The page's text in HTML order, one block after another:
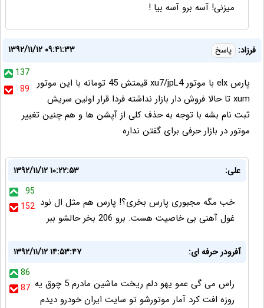
میزنی! آسه برو آسه بیا !
فرزاد: پاسخ
۱۳۹۲/۱۱/۱۲ ۰۹:۴۱:۳۳
137
89
پارس elx با موتور xu7/jpL4 قیمتش 45 تومانه با این موتور
xum تا حالا فروش دار بازار نداشته فردا قرار اولین سریش
ثبت نام بشه با توجه به حذف کلی از آپشن ها و هم چنین تغییر
موتور در بازار حرفی برای گفتن نداره
علی:
۱۳۹۲/۱۱/۱۲ ۱۰:۲۲:۵۳
95
152 خب مگه مجبوری پارس بخری؟! پارس هم مثل ال نود
غول آهنی بی خاصیت هست. برو 206 بخر حالشو ببر
آفرودر حرفه ای:
۱۳۹۲/۱۱/۱۲ ۱۴:۵۳:۴۷
86
87 راس می گی عمو یهو دلم ریخت ماشین مادرم 5 چوق یه
روزه افت کرد آمار موتورشو تو سایت ایران خودرو دیدم